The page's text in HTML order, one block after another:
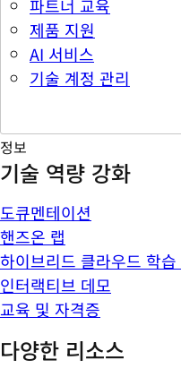
파트너 교육
제품 지원
AI 서비스
기술 계정 관리
정보
기술 역량 강화
도큐멘테이션
핸즈온 랩
하이브리드 클라우드 학습
인터랙티브 데모
교육 및 자격증
다양한 리소스